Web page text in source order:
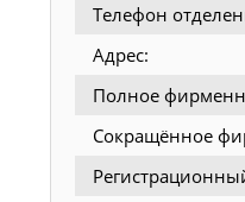
Телефон
Адрес:
Полное
Сокращённое